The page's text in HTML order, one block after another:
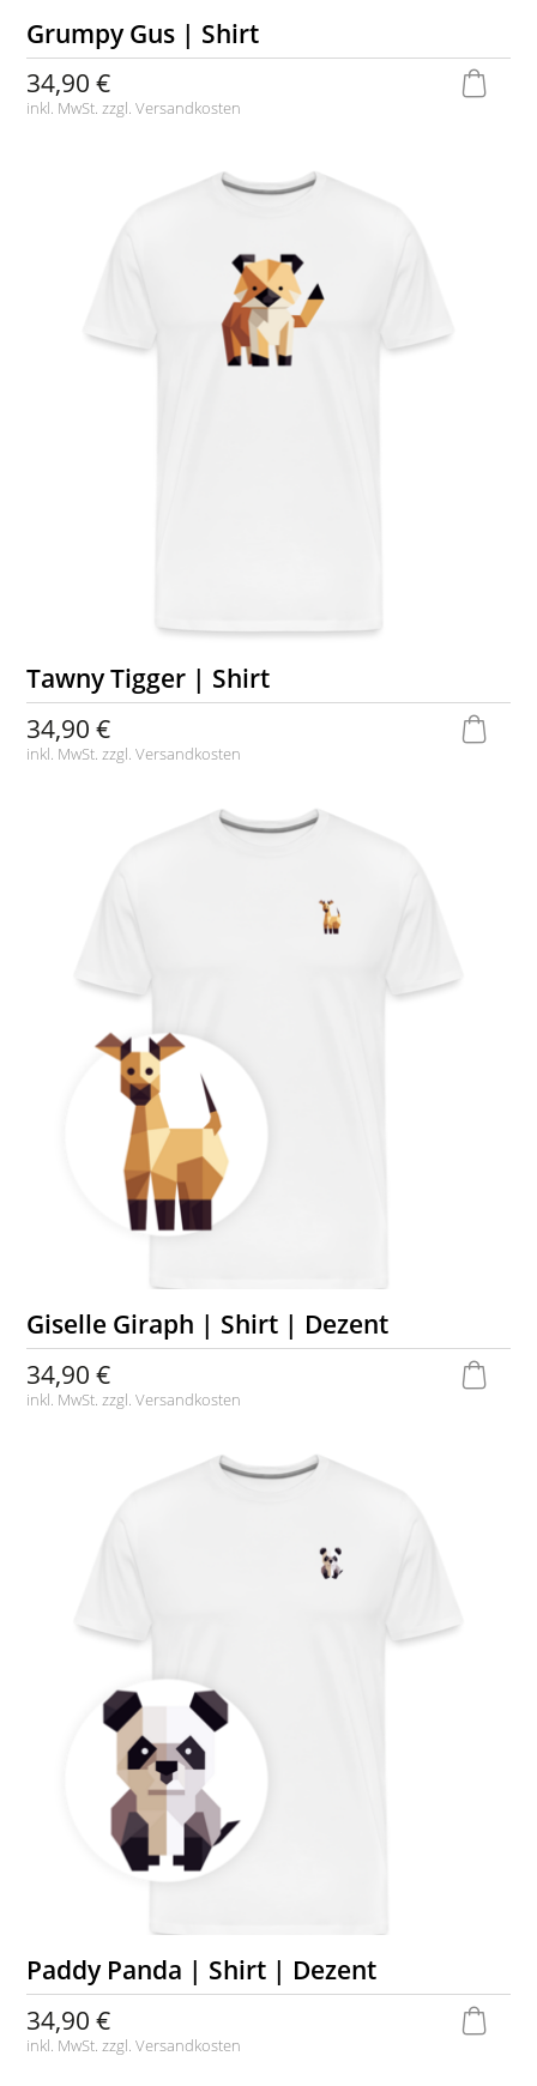
Grumpy Gus | Shirt
34,90 €
inkl. MwSt. zzgl.Versandkosten
Tawny Tigger | Shirt
34,90 €
inkl. MwSt. zzgl.Versandkosten
Giselle Giraph | Shirt | Dezent
34,90 €
inkl. MwSt. zzgl.Versandkosten
Paddy Panda | Shirt | Dezent
34,90 €
inkl. MwSt. zzgl.Versandkosten